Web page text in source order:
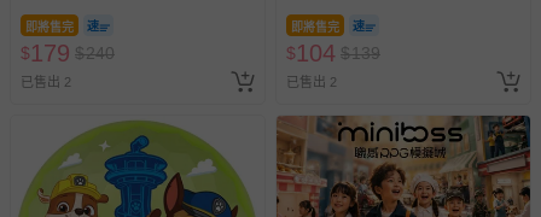
即將售完
$179 $240
已售出 2
即將售完
$104 $139
已售出 2